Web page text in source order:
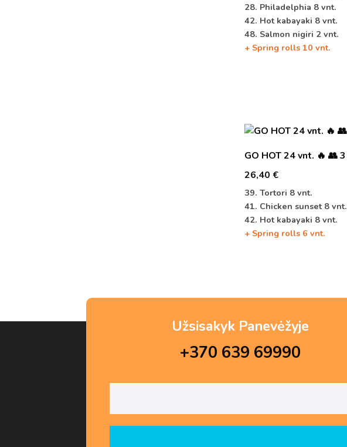
28. Philadelphia 8 vnt.
42. Hot kabayaki 8 vnt.
48. Salmon nigiri 2 vnt.
+ Spring rolls 10 vnt.
GO HOT 24 vnt. 🔥 👥 3
26,40 €
39. Tortori 8 vnt.
41. Chicken sunset 8 vnt.
42. Hot kabayaki 8 vnt.
+ Spring rolls 6 vnt.
Užsisakyk Panevėžyje
+370 639 69990